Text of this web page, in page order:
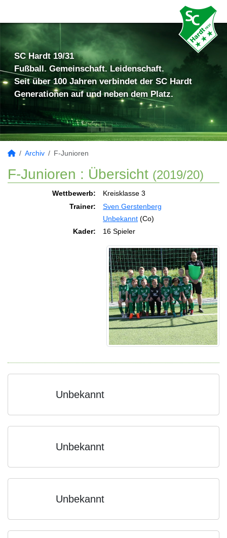
SC Hardt 19/31
Fußball. Gemeinschaft. Leidenschaft.
Seit über 100 Jahren verbindet der SC Hardt
Generationen auf und neben dem Platz.
Archiv F-Junioren
F-Junioren : Übersicht (2019/20)
Wettbewerb:
Kreisklasse 3
Trainer:
Sven Gerstenberg
Unbekannt (Co)
Kader:
16 Spieler
Unbekannt
Unbekannt
Unbekannt